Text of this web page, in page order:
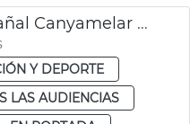
Escoleta infantil Cabañal Canyamelar València abre en septiembre
Y DEPORTE
LAS AUDIENCIAS